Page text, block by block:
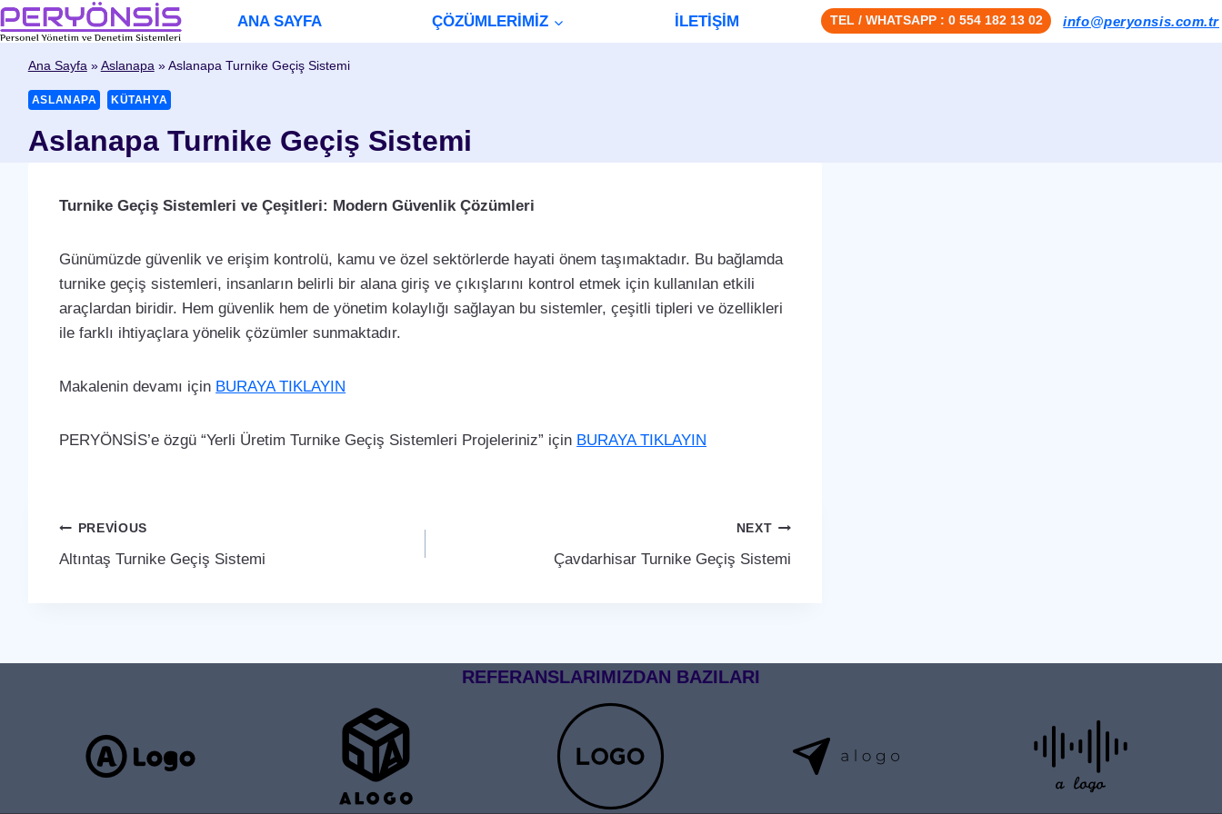
Skip
to
content
ANA SAYFA ÇÖZÜMLERİMİZ İLETİŞİM TEL / WHATSAPP : 0 554 182 13 02 info@peryonsis.com.tr
Ana Sayfa»Aslanapa»Aslanapa Turnike Geçiş Sistemi
ASLANAPA KÜTAHYA
Aslanapa Turnike Geçiş Sistemi
Turnike Geçiş Sistemleri ve Çeşitleri: Modern Güvenlik Çözümleri
Günümüzde güvenlik ve erişim kontrolü, kamu ve özel sektörlerde hayati önem taşımaktadır. Bu bağlamda
turnike geçiş sistemleri, insanların belirli bir alana giriş ve çıkışlarını kontrol etmek için kullanılan etkili
araçlardan biridir. Hem güvenlik hem de yönetim kolaylığı sağlayan bu sistemler, çeşitli tipleri ve özellikleri
ile farklı ihtiyaçlara yönelik çözümler sunmaktadır.
Makalenin devamı için BURAYA TIKLAYIN
PERYÖNSİS’e özgü “Yerli Üretim Turnike Geçiş Sistemleri Projeleriniz” için BURAYA TIKLAYIN
Yazı
gezinmesi
PREVIOUS
Altıntaş Turnike Geçiş Sistemi
NEXT
Çavdarhisar Turnike Geçiş Sistemi
REFERANSLARIMIZDAN BAZILARI